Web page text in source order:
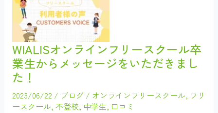
終
業
式
イ
ベ
ン
ト
開
催
報
告
WIALISオンラインフリースクール卒
業生からメッセージをいただきまし
た！
2023/06/22 / ブログ/ オンラインフリースクール, フリ
ースクール, 不登校, 中学生, 口コミ